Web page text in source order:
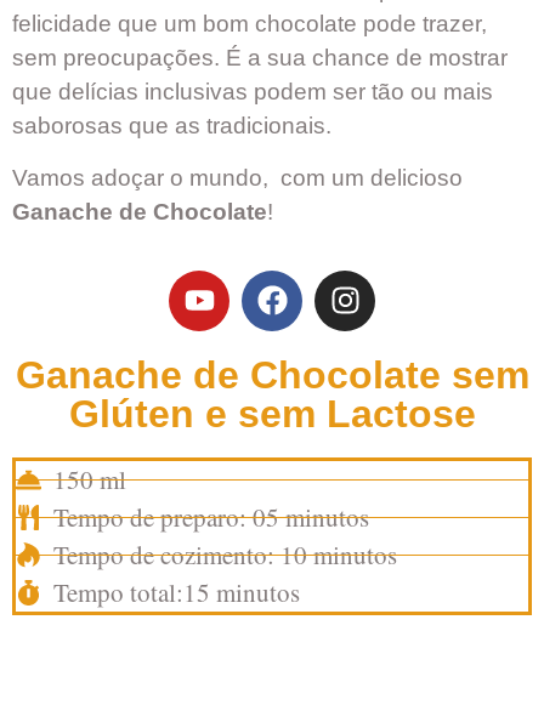
felicidade que um bom chocolate pode trazer,
sem preocupações. É a sua chance de mostrar
que delícias inclusivas podem ser tão ou mais
saborosas que as tradicionais.
Vamos adoçar o mundo, com um delicioso
Ganache de Chocolate!
Ganache de Chocolate sem
Glúten e sem Lactose
150 ml
Tempo de preparo: 05 minutos
Tempo de cozimento: 10 minutos
Tempo total:15 minutos